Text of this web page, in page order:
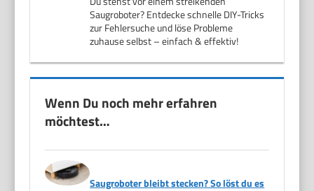
Saugroboter? Entdecke schnelle DIY-Tricks
zur Fehlersuche und löse Probleme
zuhause selbst – einfach & effektiv!
Wenn Du noch mehr erfahren
möchtest…
Saugroboter bleibt stecken? So löst du es